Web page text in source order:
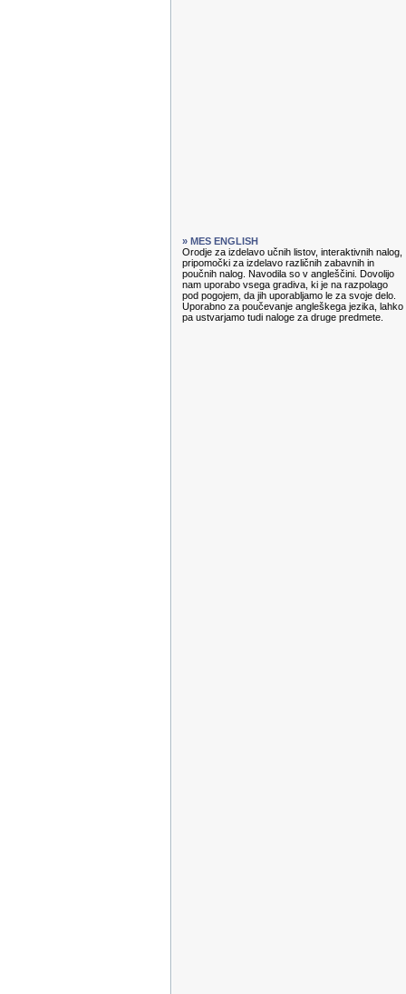
» MES ENGLISH
Orodje za izdelavo učnih listov, interaktivnih nalog,
pripomočki za izdelavo različnih zabavnih in
poučnih nalog. Navodila so v angleščini. Dovolijo
nam uporabo vsega gradiva, ki je na razpolago
pod pogojem, da jih uporabljamo le za svoje delo.
Uporabno za poučevanje angleškega jezika, lahko
pa ustvarjamo tudi naloge za druge predmete.